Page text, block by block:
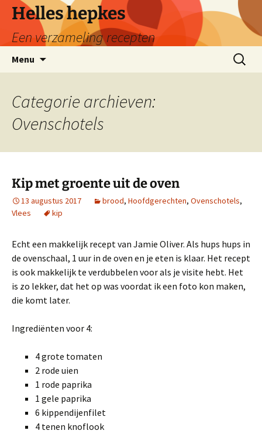
naar
inhoud
Helles hepkes
Een verzameling recepten
Menu
Zoeken
naar:
Categorie archieven:
Ovenschotels
Kip met groente uit de oven
13 augustus 2017 brood, Hoofdgerechten, Ovenschotels,
Vlees
kip
Echt een makkelijk recept van Jamie Oliver. Als hups hups in
de ovenschaal, 1 uur in de oven en je eten is klaar. Het recept
is ook makkelijk te verdubbelen voor als je visite hebt. Het
is zo lekker, dat het op was voordat ik een foto kon maken,
die komt later.
Ingrediënten voor 4:
4 grote tomaten
2 rode uien
1 rode paprika
1 gele paprika
6 kippendijenfilet
4 tenen knoflook